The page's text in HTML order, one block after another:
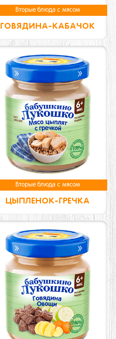
Вторые блюда с мясом
ГОВЯДИНА-КАБАЧОК
Вторые блюда с мясом
ЦЫПЛЕНОК-ГРЕЧКА